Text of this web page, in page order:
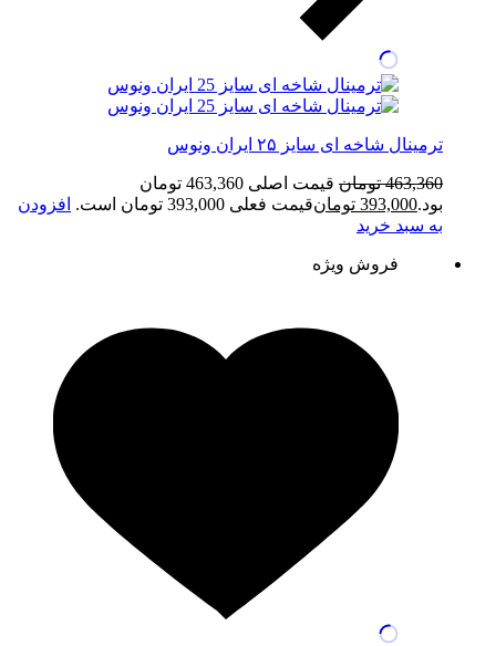
ترمینال شاخه ای سایز ۲۵ ایران ونوس
463,360 تومان
قیمت اصلی 463,360 تومان
بود.393,000 تومانقیمت فعلی 393,000 تومان است.
افزودن
به سبد خرید
فروش ویژه